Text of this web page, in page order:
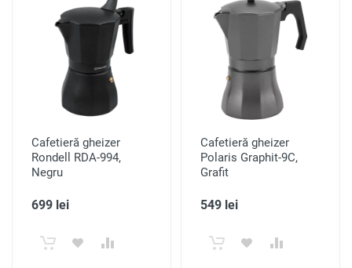
Cafetieră gheizer
Rondell RDA-994,
Negru
699 lei
Cafetieră gheizer
Polaris Graphit-9C,
Grafit
549 lei